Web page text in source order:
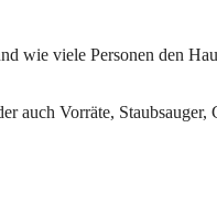
wie viele Personen den
auch Vorräte,